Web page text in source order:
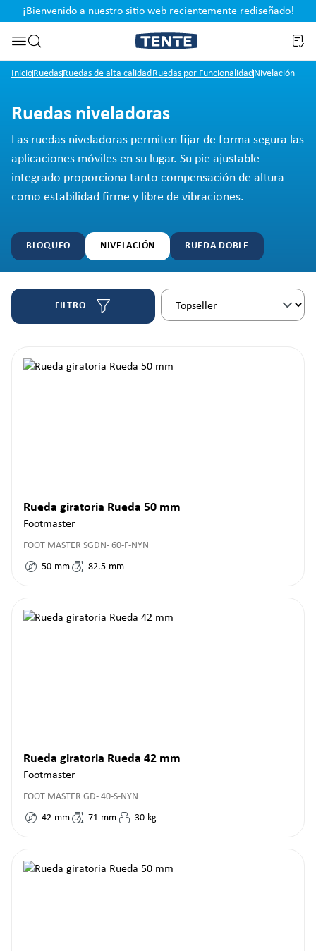
Saltar a la búsqueda
¡Bienvenido a nuestro sitio web recientemente rediseñado!
InicioRuedasRuedas de alta calidadRuedas por FuncionalidadNivelación
Ruedas niveladoras
Las ruedas niveladoras permiten fijar de forma segura las
aplicaciones móviles en su lugar. Su pie ajustable
integrado proporciona tanto compensación de altura
como estabilidad firme y libre de vibraciones.
BLOQUEO NIVELACIÓN RUEDA DOBLE
FILTRO
Rueda giratoria Rueda 50 mm
Footmaster
FOOT MASTER SGDN- 60-F-NYN
50 mm 82.5 mm
Rueda giratoria Rueda 42 mm
Footmaster
FOOT MASTER GD- 40-S-NYN
42 mm 71 mm 30 kg